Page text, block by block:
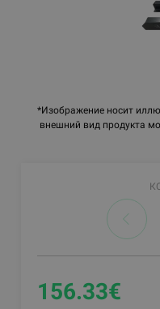
*Изображение носит
внешний вид продукта
156.33€